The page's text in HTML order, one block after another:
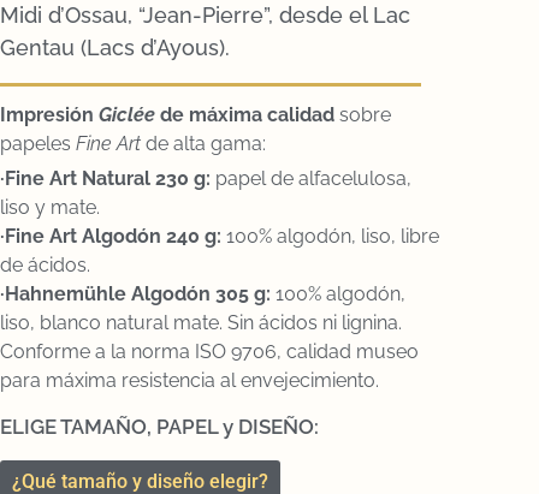
Midi d’Ossau, “Jean-Pierre”, desde el Lac
Gentau (Lacs d’Ayous).
Impresión Giclée de máxima calidad sobre
papeles Fine Art de alta gama:
·Fine Art Natural 230 g: papel de alfacelulosa,
liso y mate.
·Fine Art Algodón 240 g: 100% algodón, liso, libre
de ácidos.
·Hahnemühle Algodón 305 g: 100% algodón,
liso, blanco natural mate. Sin ácidos ni lignina.
Conforme a la norma ISO 9706, calidad museo
para máxima resistencia al envejecimiento.
ELIGE TAMAÑO, PAPEL y DISEÑO:
¿Qué tamaño y diseño elegir?